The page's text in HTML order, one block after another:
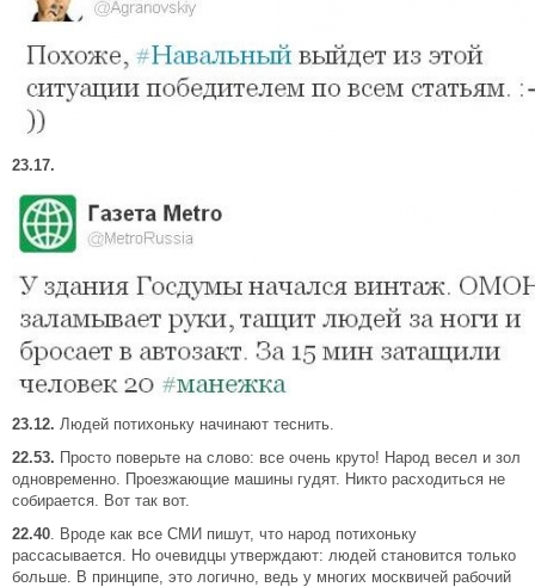
23.17.
23.12. Людей потихоньку начинают теснить.
22.53. Просто поверьте на слово: все очень круто! Народ весел и зол
одновременно. Проезжающие машины гудят. Никто расходиться не
собирается. Вот так вот.
22.40. Вроде как все СМИ пишут, что народ потихоньку
рассасывается. Но очевидцы утверждают: людей становится только
больше. В принципе, это логично, ведь у многих москвичей рабочий